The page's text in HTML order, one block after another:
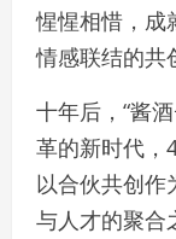
惺惺相惜，成
情感联结的共
十年后，“酱
革的新时代，
以合伙共创作
与人才的聚合